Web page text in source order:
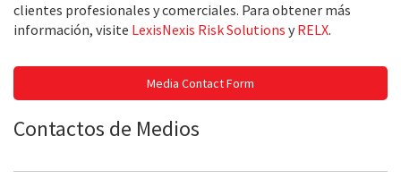
clientes profesionales y comerciales. Para obtener más
información, visite LexisNexis Risk Solutions y RELX.
Media Contact Form
Contactos de Medios